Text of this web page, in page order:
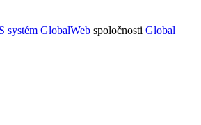
systém GlobalWeb spoločnosti Global